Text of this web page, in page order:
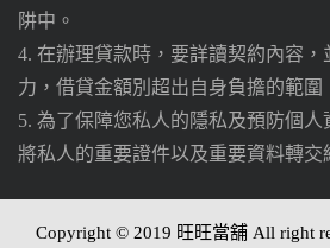
阱中。
4. 在辦理貸款時，要詳讀契約內容，
力，借貸金額別超出自身負擔的範圍
5. 為了保障您私人的隱私及預防個
將私人的重要證件以及重要資料轉交
Copyright © 2019 旺旺當舖 All right